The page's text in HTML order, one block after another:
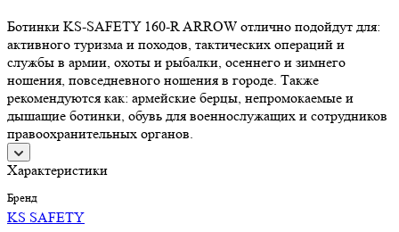
Ботинки KS-SAFETY 160-R ARROW отлично подойдут для:
активного туризма и походов, тактических операций и
службы в армии, охоты и рыбалки, осеннего и зимнего
ношения, повседневного ношения в городе. Также
рекомендуются как: армейские берцы, непромокаемые и
дышащие ботинки, обувь для военнослужащих и сотрудников
правоохранительных органов.
Характеристики
Бренд
KS SAFETY